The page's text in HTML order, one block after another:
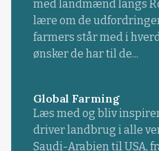
med landmænd langs
lære om de
farmers står med i
ønsker de har til de...
Global Farming
Læs med og bliv
driver landbrug i alle
Saudi-Arabien til USA,